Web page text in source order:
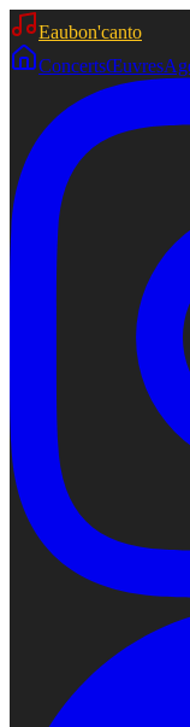
Eaubon'canto
ConcertsŒuvres